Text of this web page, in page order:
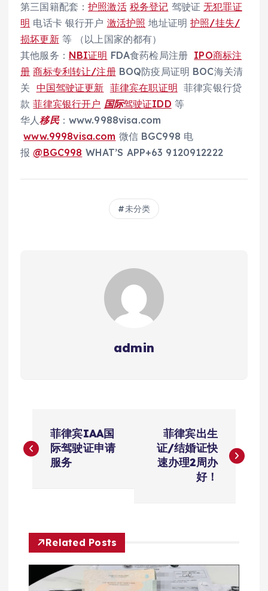
第三国籍配套：护照激活 税务登记 驾驶证无犯罪证
明 电话卡 银行开户 激活护照 地址证明护照/挂失/
损坏更新等 （以上国家的都有）
其他服务： NBI证明 FDA食药检局注册 IPO商标注
册 商标专利转让/注册BOQ防疫局证明 BOC海关清
关 中国驾驶证更新 菲律宾在职证明 菲律宾银行贷
款菲律宾银行开户 国际驾驶证IDD 等
华人移民：www.9988visa.com
www.9998visa.com 微信 BGC998 电
报@BGC998 WHAT’S APP+63 9120912222
未分类
admin
章
菲律宾IAA国
际驾驶证申请
服务
菲律宾出生
证/结婚证快
速办理2周办
好！
Related Posts